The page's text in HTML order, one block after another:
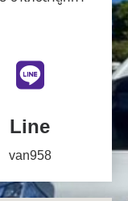
Line
van958